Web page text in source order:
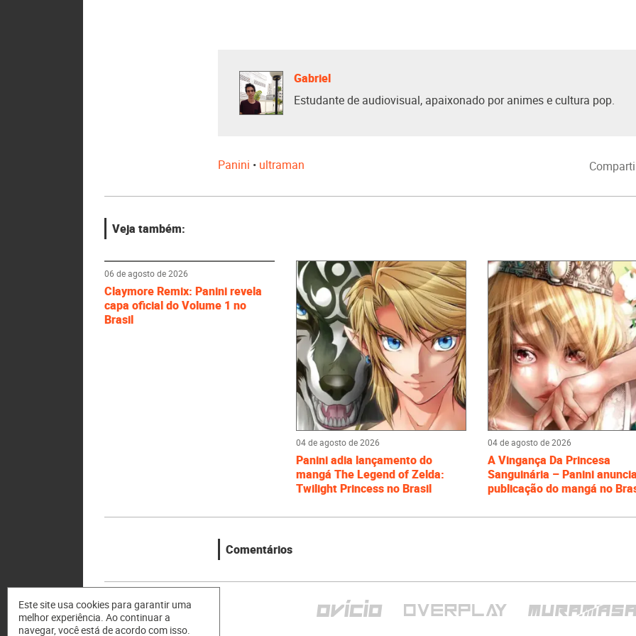
Gabriel
Estudante de audiovisual, apaixonado por animes e cultura pop.
Panini • ultraman
Veja também:
06 de agosto de 2026
Claymore Remix: Panini revela
capa oficial do Volume 1 no
Brasil
04 de agosto de 2026
Panini adia lançamento do
mangá The Legend of Zelda:
Twilight Princess no Brasil
04 de agosto de 2026
A Vingança Da Princesa
Sanguinária – Panini
publicação do mangá no
Comentários
Este site usa cookies para garantir uma
melhor experiência. Ao continuar a
navegar, você está de acordo com isso.